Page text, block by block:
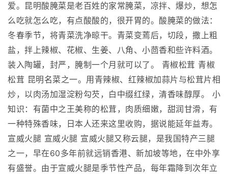
爱。昆明酸腌菜是老百姓的家常腌菜，凉拌、爆炒，想怎
么吃就怎么吃，有点酸酸的，很开胃的。酸腌菜的做法：
冬春季节，将青菜洗净晾干。青菜变蔫后，切段，撒上粗
盐，拌上辣椒、花椒、生姜、八角、小茴香和些许料酒。
装入陶罐，封严，腌制一个月就可以了。 青椒松茸 青椒
松茸 昆明名菜之一。用青辣椒、红辣椒加蒜片与松茸片相
炒，以肉汤加湿淀粉勾芡，白中缀红绿，清香味醇厚。 小
知识：有菌中之王美称的松茸，肉质细嫩，甜润甘滑，有
一种特殊香味，日本人还来这里收购，据说能延年益寿。
宣威火腿 宣威火腿 宣威火腿又称云腿，是我国特产三腿
之一，早在60多年前就远销香港、新加坡等地，在中外享
有盛誉。由于宣威火腿是季节性产品，每年霜降到次年立